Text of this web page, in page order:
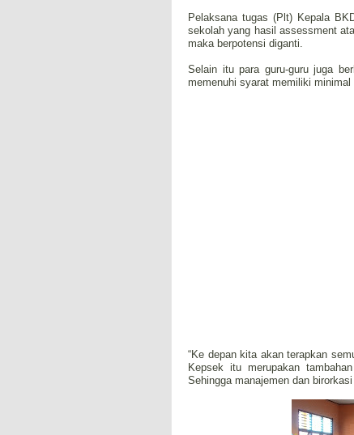
Pelaksana tugas (Plt) Kepala
sekolah yang hasil assessment
maka berpotensi diganti.
Selain itu para guru-guru juga
memenuhi syarat memiliki
“Ke depan kita akan terapkan
Kepsek itu merupakan
Sehingga manajemen dan